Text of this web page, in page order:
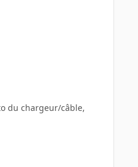
du chargeur/câble,